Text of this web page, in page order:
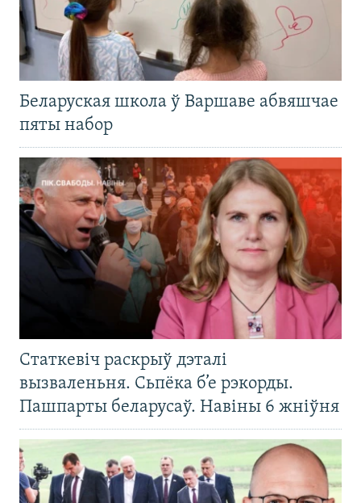
Беларуская школа ў Варшаве абвяшчае
пяты набор
Статкевіч раскрыў дэталі
вызваленьня. Сьпёка б’е рэкорды.
Пашпарты беларусаў. Навіны 6 жніўня